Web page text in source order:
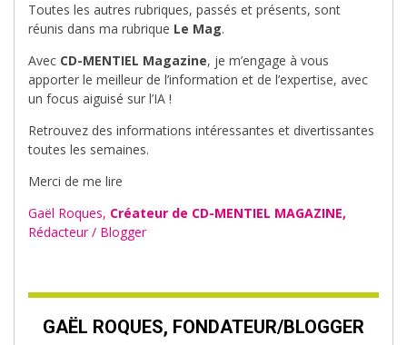
Toutes les autres rubriques, passés et présents, sont
réunis dans ma rubrique Le Mag.
Avec CD-MENTIEL Magazine, je m’engage à vous
apporter le meilleur de l’information et de l’expertise, avec
un focus aiguisé sur l’IA !
Retrouvez des informations intéressantes et divertissantes
toutes les semaines.
Merci de me lire
Gaël Roques, Créateur de CD-MENTIEL MAGAZINE,
Rédacteur / Blogger
GAËL ROQUES, FONDATEUR/BLOGGER